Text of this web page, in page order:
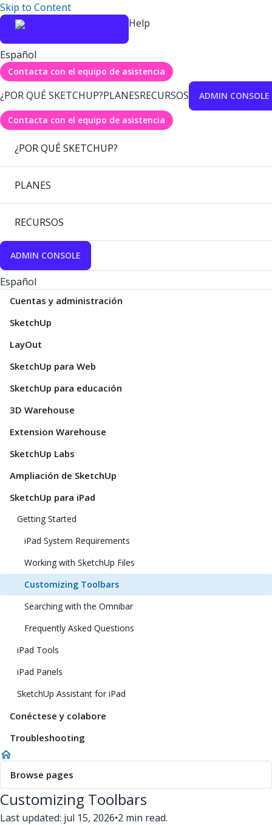
Skip to Content
Help
Español
Contacta con el equipo de asistencia
¿POR QUÉ SKETCHUP?PLANESRECURSOS ADMIN CONSOLE
Contacta con el equipo de asistencia
¿POR QUÉ SKETCHUP?
PLANES
RECURSOS
ADMIN CONSOLE
Español
Cuentas y administración
SketchUp
LayOut
SketchUp para Web
SketchUp para educación
3D Warehouse
Extension Warehouse
SketchUp Labs
Ampliación de SketchUp
SketchUp para iPad
Getting Started
iPad System Requirements
Working with SketchUp Files
Customizing Toolbars
Searching with the Omnibar
Frequently Asked Questions
iPad Tools
iPad Panels
SketchUp Assistant for iPad
Conéctese y colabore
Troubleshooting
Browse pages
Customizing Toolbars
Last updated: jul 15, 2026•2 min read.